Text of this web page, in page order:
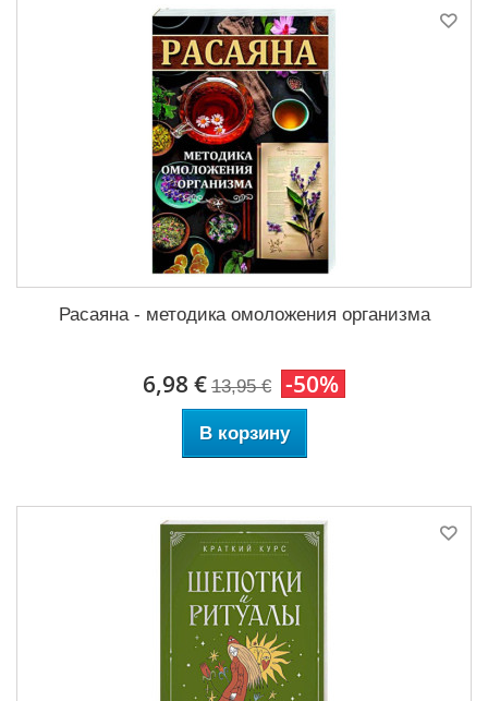
Расаяна - методика омоложения организма
6,98 € 13,95 € -50%
В корзину